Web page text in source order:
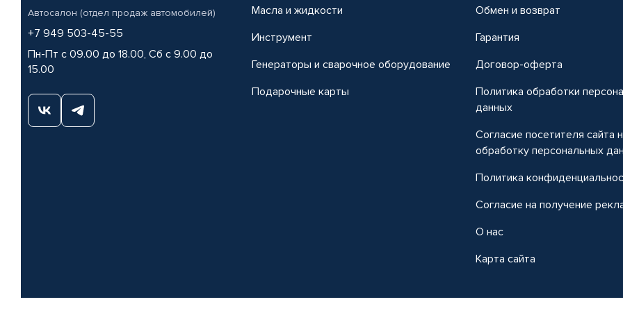
Автосалон (отдел продаж автомобилей)
+7 949 503-45-55
Пн-Пт с 09.00 до 18.00, Сб с 9.00 до
15.00
Масла и жидкости
Инструмент
Генераторы и сварочное оборудование
Подарочные карты
Обмен и возврат
Гарантия
Договор-оферта
Политика обработки
данных
Согласие посетителя сайта
обработку персональных
Политика
Согласие на получение
О нас
Карта сайта